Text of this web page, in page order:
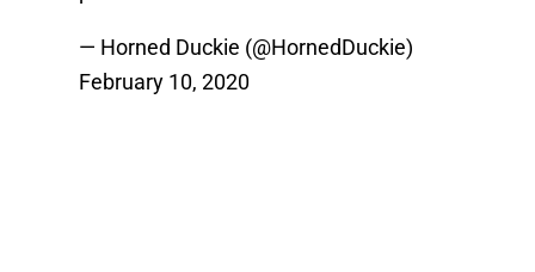
— Horned Duckie (@HornedDuckie)
February 10, 2020